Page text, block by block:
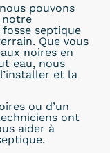
pouvons
notre
septique
Que vous
noires en
eau, nous
et la
ou d’un
ont
aider à